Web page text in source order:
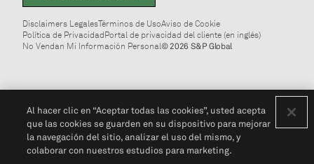
Disclaimers LegalesTérminos de UsoAviso de Cookie
Política de PrivacidadPortal de privacidad del cliente (en inglés)
No Vendan Mi Información Personal© 2026 S&P Global
Al hacer clic en “Aceptar todas las cookies”, usted acepta
que las cookies se guarden en su dispositivo para mejorar
la navegación del sitio, analizar el uso del mismo, y
colaborar con nuestros estudios para marketing.